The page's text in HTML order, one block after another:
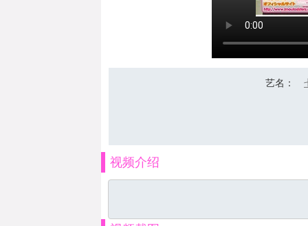
艺名 ：
视频介绍